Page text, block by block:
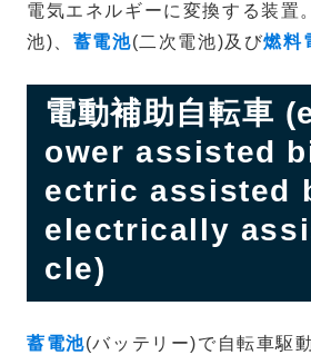
電気エネルギーに変換する装置
池)、 蓄電池(二次電池)及び燃料
電動補助自転車
ower assisted
ectric assisted
electrically
cle)
蓄電池(バッテリー)で自転車駆